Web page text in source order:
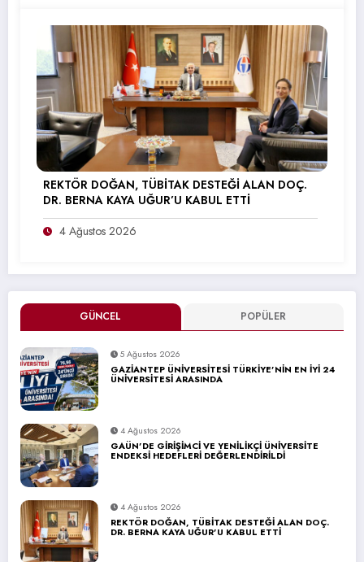
GÜNCEL POPÜLER
5 Ağustos 2026
GAZİANTEP ÜNİVERSİTESİ TÜRKİYE’NİN EN İYİ 24
ÜNİVERSİTESİ ARASINDA
4 Ağustos 2026
GAÜN’DE GİRİŞİMCİ VE YENİLİKÇİ ÜNİVERSİTE
ENDEKSİ HEDEFLERİ DEĞERLENDİRİLDİ
4 Ağustos 2026
REKTÖR DOĞAN, TÜBİTAK DESTEĞİ ALAN DOÇ.
DR. BERNA KAYA UĞUR’U KABUL ETTİ
REKTÖR DOĞAN, TÜBİTAK DESTEĞİ ALAN DOÇ.
DR. BERNA KAYA UĞUR’U KABUL ETTİ
4 Ağustos 2026